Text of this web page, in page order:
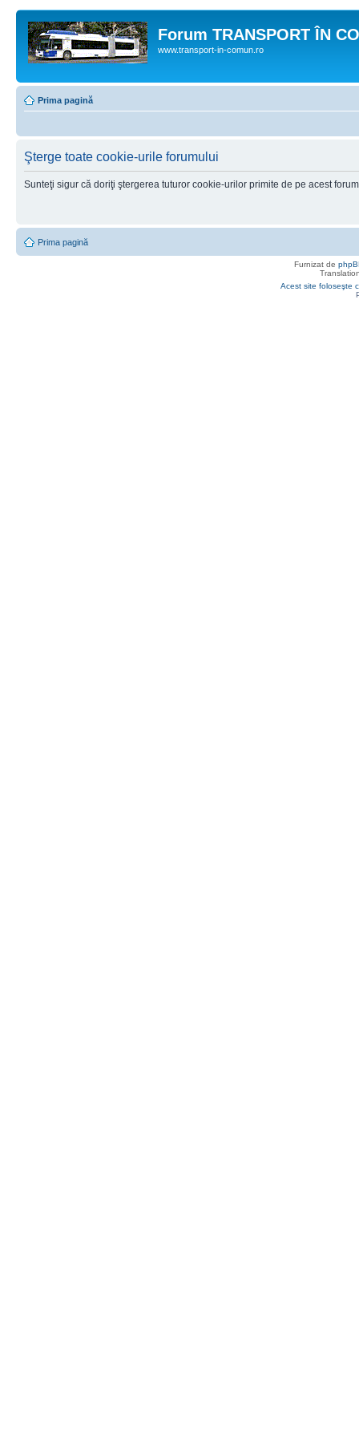
Forum TRANSPORT ÎN
www.transport-in-comun.ro
Prima pagină
Şterge toate cookie-urile forumului
Sunteţi sigur că doriţi ştergerea tuturor cookie-urilor primite de pe acest
Prima pagină
Furnizat de
Acest site foloseşte